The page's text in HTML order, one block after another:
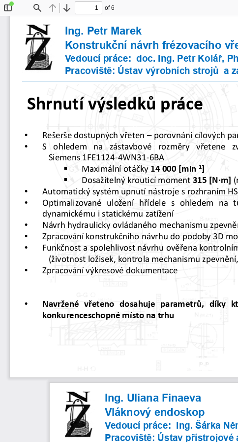
Find Previous
Next
of 6
Ing. Petr Marek
Konstrukční návrh frézovacího
Vedoucí práce:  doc. Ing. Petr Kolář,
Pracoviště: Ústav výrobních strojů  a
Shrnutí výsledků práce
• Rešerše dostupných vřeten – porovnání cílových
•
S ohledem na zástavbové rozměry vřetene
Siemens 1FE1124-4WN31-6BA

Maximální otáčky 14 000 [min-1]

Dosažitelný krouticí moment 315 [N·m]
•
Automatický systém upnutí nástroje s rozhraním
•
Optimalizované uložení hřídele s ohledem na
dynamickému i statickému zatížení
•
Návrh hydraulicky ovládaného mechanismu
•
Zpracování konstrukčního návrhu do podoby 3D
•
Funkčnost a spolehlivost návrhu ověřena
(životnost ložisek, kontrola mechanismu zpevnění,
•
Zpracovánívýkresové dokumentace
• Navržené vřeteno dosahuje parametrů, díky
konkurenceschopné místo na trhu
Ing. Uliana Finaeva
Vláknový endoskop
Vedoucí práce: Ing. Šárka
Pracoviště: Ústav přístrojové